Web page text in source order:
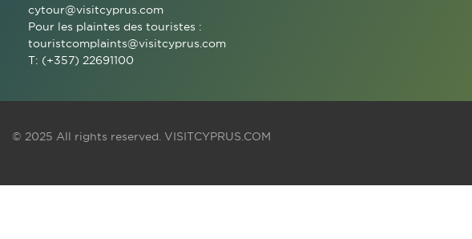
cytour@visitcyprus.com
Pour les plaintes des touristes :
touristcomplaints@visitcyprus.com
T: (+357) 22691100
© 2025 All rights reserved. VISITCYPRUS.COM